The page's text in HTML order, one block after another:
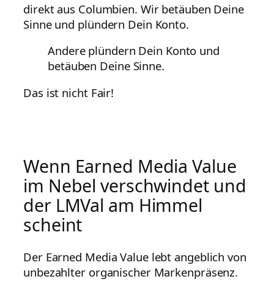
direkt aus Columbien. Wir betäuben Deine
Sinne und plündern Dein Konto.
Andere plündern Dein Konto und
betäuben Deine Sinne.
Das ist nicht Fair!
Wenn Earned Media Value
im Nebel verschwindet und
der LMVal am Himmel
scheint
Der Earned Media Value lebt angeblich von
unbezahlter organischer Markenpräsenz.